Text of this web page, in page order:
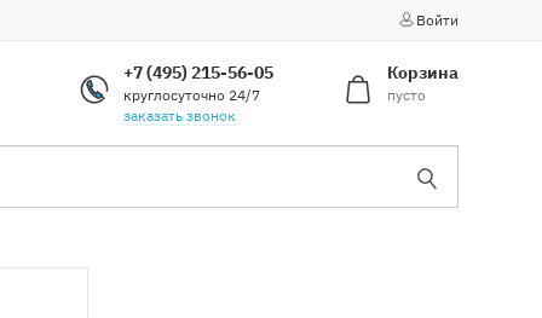
Войти
+7 (495) 215-56-05
круглосуточно 24/7
заказать звонок
Корзина
пусто